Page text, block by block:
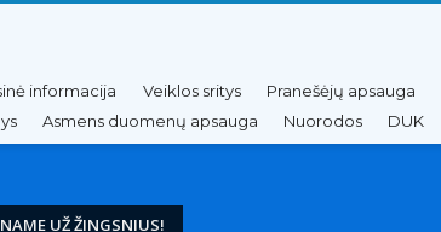
informacija Veiklos sritys Pranešėjų apsauga
Asmens duomenų apsauga Nuorodos DUK
UŽ ŽINGSNIUS!